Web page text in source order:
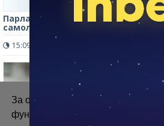
За осигуряване на правилното
функциониране на уебсайта ние
Парламентът одобри
самолети в авиобаза „Безмер“
15:09 ч.